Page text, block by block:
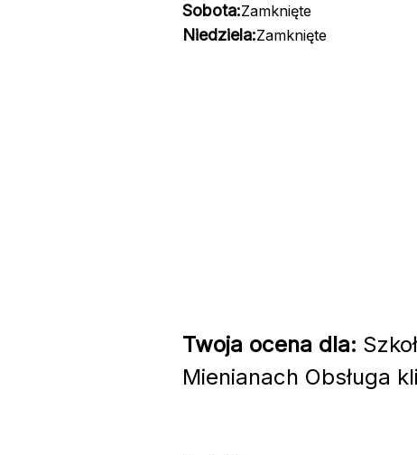
Sobota:Zamknięte
Niedziela:Zamknięte
Twoja ocena dla:
Mienianach Obsługa